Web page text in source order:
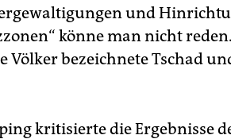
und
könne man nicht
Völker bezeichnete Tschad
kritisierte die Ergebnisse